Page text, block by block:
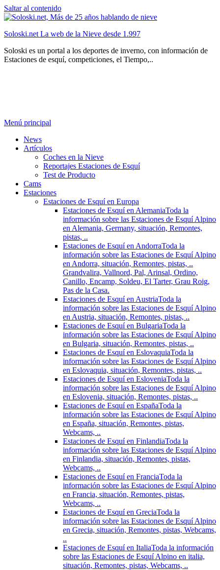
Saltar al contenido
Soloski.net La web de la Nieve desde 1.997
Soloski es un portal a los deportes de inverno, con información de
Estaciones de esquí, competiciones, el Tiempo,..
Menú principal
News
Artículos
Coches en la Nieve
Reportajes Estaciones de Esquí
Test de Producto
Cams
Estaciones
Estaciones de Esquí en Europa
Estaciones de Esquí en AlemaniaToda la
información sobre las Estaciones de Esquí Alpino
en Alemania, Germany, situación, Remontes,
pistas, ..
Estaciones de Esquí en AndorraToda la
información sobre las Estaciones de Esquí Alpino
en Andorra, situación, Remontes, pistas, ..
Grandvalira, Vallnord, Pal, Arinsal, Ordino,
Canillo, Encamp, Soldeu, El Tarter, Grau Roig,
Pas de la Casa.
Estaciones de Esquí en AustriaToda la
información sobre las Estaciones de Esquí Alpino
en Austria, situación, Remontes, pistas, ..
Estaciones de Esquí en BulgariaToda la
información sobre las Estaciones de Esquí Alpino
en Bulgaria, situación, Remontes, pistas, ..
Estaciones de Esquí en EslovaquiaToda la
información sobre las Estaciones de Esquí Alpino
en Eslovaquia, situación, Remontes, pistas, ..
Estaciones de Esquí en EsloveniaToda la
información sobre las Estaciones de Esquí Alpino
en Eslovenia, situación, Remontes, pistas, ..
Estaciones de Esquí en EspañaToda la
información sobre las Estaciones de Esquí Alpino
en España, situación, Remontes, pistas,
Webcams, ..
Estaciones de Esquí en FinlandiaToda la
información sobre las Estaciones de Esquí Alpino
en Finlandia, situación, Remontes, pistas,
Webcams, ..
Estaciones de Esquí en FranciaToda la
información sobre las Estaciones de Esquí Alpino
en Francia, situación, Remontes, pistas,
Webcams, ..
Estaciones de Esquí en GreciaToda la
información sobre las Estaciones de Esquí Alpino
en Grecia, situación, Remontes, pistas, Webcams,
..
Estaciones de Esquí en ItaliaToda la información
sobre las Estaciones de Esquí Alpino en italia,
situación, Remontes, pistas, Webcams, ..